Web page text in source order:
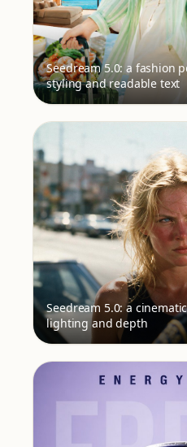
Seedream 5.0: a fashion
styling and readable text
Seedream 5.0: a
lighting and depth